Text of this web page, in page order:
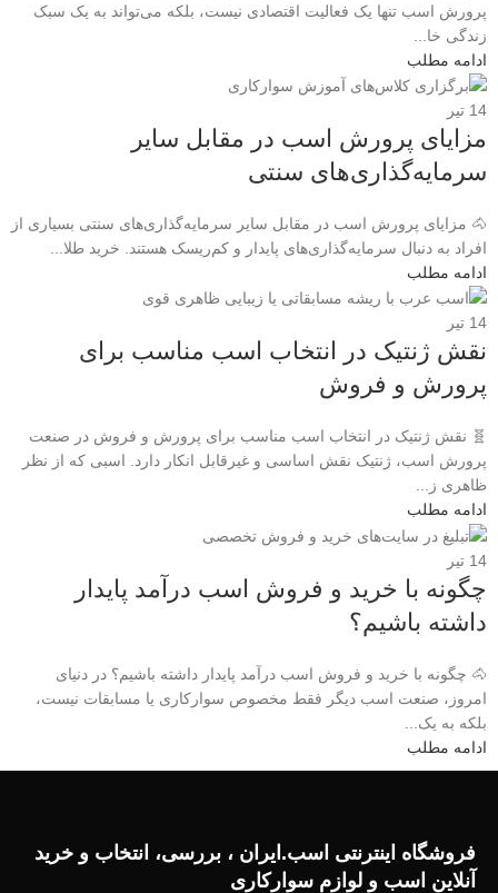
پرورش اسب تنها یک فعالیت اقتصادی نیست، بلکه می‌تواند به یک سبک
زندگی خا...
ادامه مطلب
14 تیر
مزایای پرورش اسب در مقابل سایر
سرمایه‌گذاری‌های سنتی
🐴 مزایای پرورش اسب در مقابل سایر سرمایه‌گذاری‌های سنتی بسیاری از
افراد به دنبال سرمایه‌گذاری‌های پایدار و کم‌ریسک هستند. خرید طلا...
ادامه مطلب
14 تیر
نقش ژنتیک در انتخاب اسب مناسب برای
پرورش و فروش
🧬 نقش ژنتیک در انتخاب اسب مناسب برای پرورش و فروش در صنعت
پرورش اسب، ژنتیک نقش اساسی و غیرقابل انکار دارد. اسبی که از نظر
ظاهری ز...
ادامه مطلب
14 تیر
چگونه با خرید و فروش اسب درآمد پایدار
داشته باشیم؟
🐴 چگونه با خرید و فروش اسب درآمد پایدار داشته باشیم؟ در دنیای
امروز، صنعت اسب دیگر فقط مخصوص سوارکاری یا مسابقات نیست،
بلکه به یک...
ادامه مطلب
فروشگاه اینترنتی اسب.ایران ، بررسی، انتخاب و خرید
آنلاین اسب و لوازم سوارکاری